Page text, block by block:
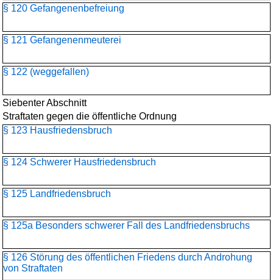
§ 120 Gefangenenbefreiung
§ 121 Gefangenenmeuterei
§ 122 (weggefallen)
Siebenter Abschnitt
Straftaten gegen die öffentliche Ordnung
§ 123 Hausfriedensbruch
§ 124 Schwerer Hausfriedensbruch
§ 125 Landfriedensbruch
§ 125a Besonders schwerer Fall des Landfriedensbruchs
§ 126 Störung des öffentlichen Friedens durch Androhung
von Straftaten